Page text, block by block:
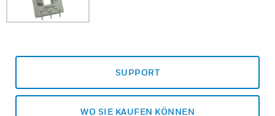
SUPPORT
WO SIE KAUFEN KÖNNEN